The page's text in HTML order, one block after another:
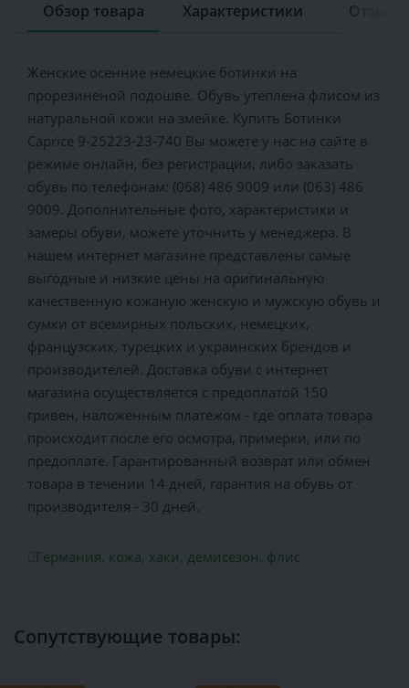
Обзор товара Характеристики
Женские осенние немецкие ботинки на
прорезиненой подошве. Обувь утеплена флисом из
натуральной кожи на змейке. Купить Ботинки
Caprice 9-25223-23-740 Вы можете у нас на сайте в
режиме онлайн, без регистрации, либо заказать
обувь по телефонам: (068) 486 9009 или (063) 486
9009. Дополнительные фото, характеристики и
замеры обуви, можете уточнить у менеджера. В
нашем интернет магазине представлены самые
выгодные и низкие цены на оригинальную
качественную кожаную женскую и мужскую обувь и
сумки от всемирных польских, немецких,
французских, турецких и украинских брендов и
производителей. Доставка обуви с интернет
магазина осуществляется c предоплатой 150
гривен, наложенным платежом - где оплата товара
происходит после его осмотра, примерки, или по
предоплате. Гарантированный возврат или обмен
товара в течении 14 дней, гарантия на обувь от
производителя - 30 дней.
Германия, кожа, хаки, демисезон, флис
Сопутствующие товары: